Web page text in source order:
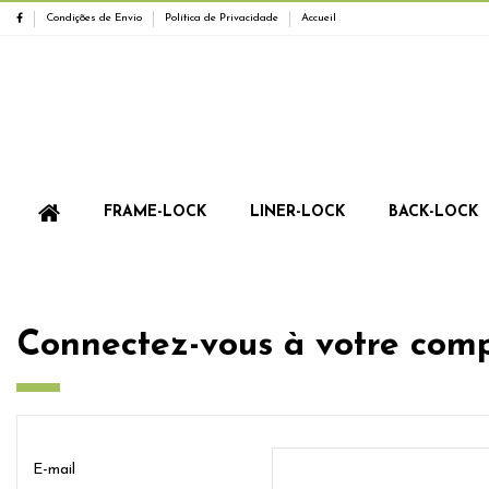
Condições de Envio Política de Privacidade Accueil
FRAME-LOCK LINER-LOCK BACK-LOCK
Connectez-vous à votre
E-mail